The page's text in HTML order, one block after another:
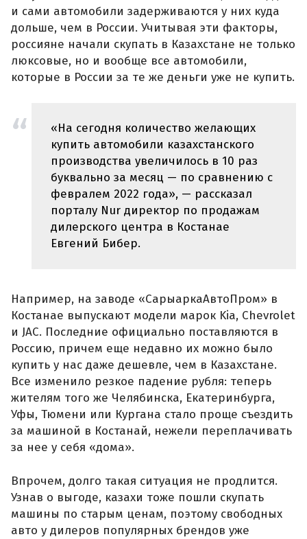
и сами автомобили задерживаются у них куда
дольше, чем в России. Учитывая эти факторы,
россияне начали скупать в Казахстане не только
люксовые, но и вообще все автомобили,
которые в России за те же деньги уже не купить.
«На сегодня количество желающих
купить автомобили казахстанского
производства увеличилось в 10 раз
буквально за месяц — по сравнению с
февралем 2022 года», — рассказал
порталу Nur директор по продажам
дилерского центра в Костанае
Евгений Бибер.
Например, на заводе «СарыаркаАвтоПром» в
Костанае выпускают модели марок Kia, Chevrolet
и JAC. Последние официально поставляются в
Россию, причем еще недавно их можно было
купить у нас даже дешевле, чем в Казахстане.
Все изменило резкое падение рубля: теперь
жителям того же Челябинска, Екатеринбурга,
Уфы, Тюмени или Кургана стало проще съездить
за машиной в Костанай, нежели переплачивать
за нее у себя «дома».
Впрочем, долго такая ситуация не продлится.
Узнав о выгоде, казахи тоже пошли скупать
машины по старым ценам, поэтому свободных
авто у дилеров популярных брендов уже